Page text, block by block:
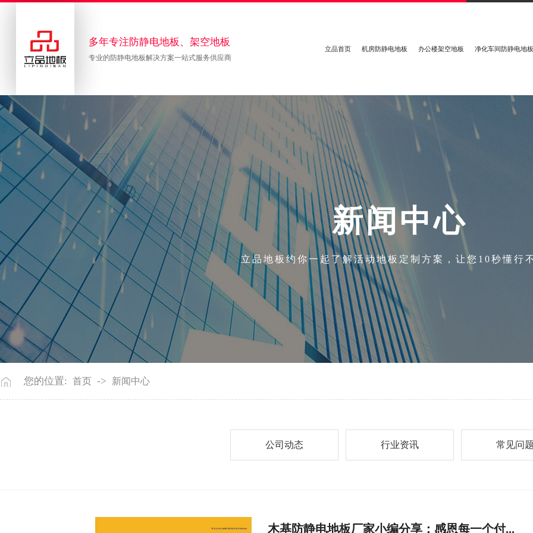
多年专注防静电地板、架空地板
专业的防静电地板解决方案一站式服务供应商
立品首页 机房防静电地板 办公楼架空地板 净化车间防静电地
新闻中心
立品地板约你一起了解活动地板定制方案，让您10秒懂行
您的位置: 首页 -> 新闻中心
公司动态 行业资讯 常见问
木基防静电地板厂家小编分享：感恩每一个付...